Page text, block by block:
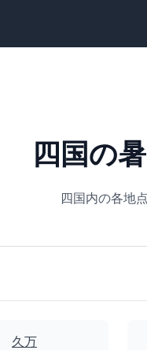
四国の
四国内の各地
久万